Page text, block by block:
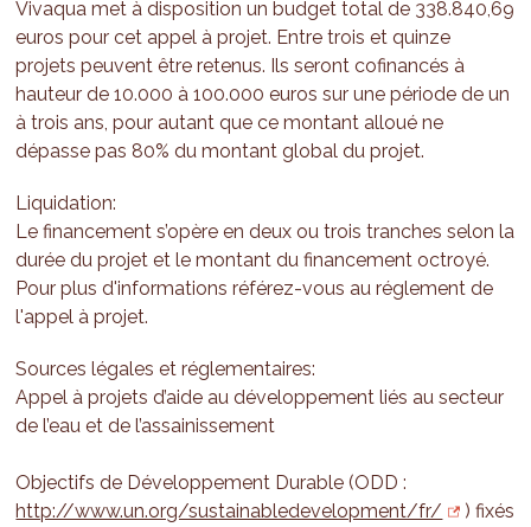
Vivaqua met à disposition un budget total de 338.840,69
euros pour cet appel à projet. Entre trois et quinze
projets peuvent être retenus. Ils seront cofinancés à
hauteur de 10.000 à 100.000 euros sur une période de un
à trois ans, pour autant que ce montant alloué ne
dépasse pas 80% du montant global du projet.
Liquidation:
Le financement s’opère en deux ou trois tranches selon la
durée du projet et le montant du financement octroyé.
Pour plus d'informations référez-vous au réglement de
l'appel à projet.
Sources légales et réglementaires:
Appel à projets d’aide au développement liés au secteur
de l’eau et de l’assainissement
Objectifs de Développement Durable (ODD :
http://www.un.org/sustainabledevelopment/fr/
) fixés